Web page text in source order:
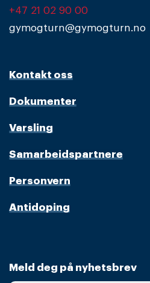
+47 21 02 90 00
gymogturn@gymogturn.no
Kontakt oss
Dokumenter
Varsling
Samarbeidspartnere
Personvern
Antidoping
Meld deg på nyhetsbrev